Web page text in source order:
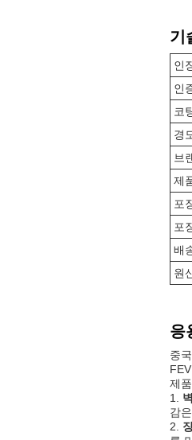
기
인
인
코
경
브
제
포
포
배
원
응
중
제
1.
감
2.